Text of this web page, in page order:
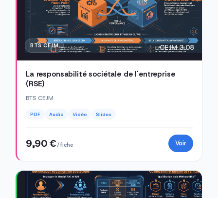
BTS CEJM CEJM 3.08
La responsabilité sociétale de l'entreprise
(RSE)
BTS CEJM
PDF Audio Vidéo Slides
9,90 €/ fiche Voir